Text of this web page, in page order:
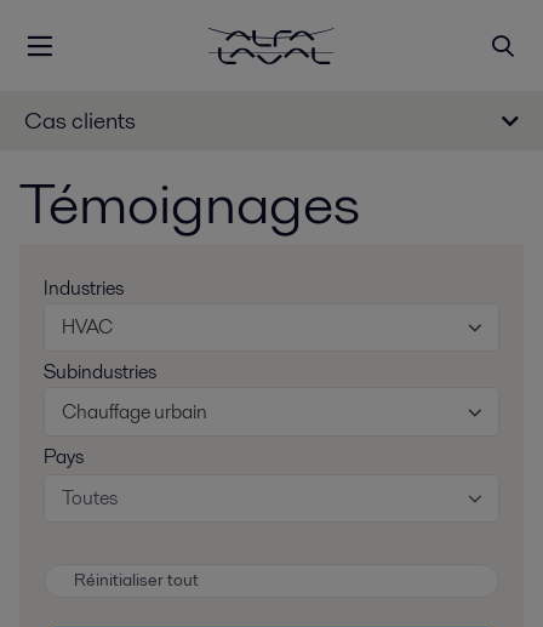
Cas clients
Témoignages
Industries
HVAC
Subindustries
Chauffage urbain
Pays
Toutes
Réinitialiser tout